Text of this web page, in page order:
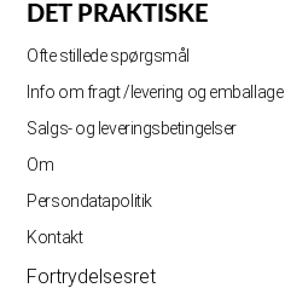
DET PRAKTISKE
Ofte stillede spørgsmål
Info om fragt /levering og emballage
Salgs- og leveringsbetingelser
Om
Persondatapolitik
Kontakt
Fortrydelsesret